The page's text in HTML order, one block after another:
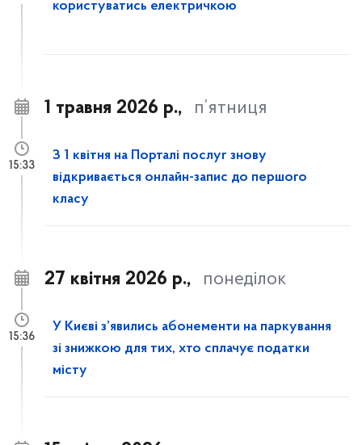
користуватись електричкою
1 травня 2026 р., п’ятниця
З 1 квітня на Порталі послуг знову
відкривається онлайн-запис до першого
класу
15:33
27 квітня 2026 р., понеділок
У Києві з’явились абонементи на паркування
зі знижкою для тих, хто сплачує податки
місту
15:36